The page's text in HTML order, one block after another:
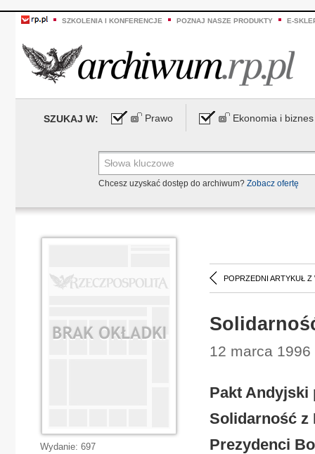
SZKOLENIA I KONFERENCJE POZNAJ NASZE PRODUKTY E-
SZUKAJ W: Prawo Ekonomia i biznes
Chcesz uzyskać dostęp do archiwum? Zobacz ofertę
POPRZEDNI ARTYKUŁ Z
12 marca 1996
Pakt Andyjski
Solidarność z
Prezydenci
Wydanie: 697